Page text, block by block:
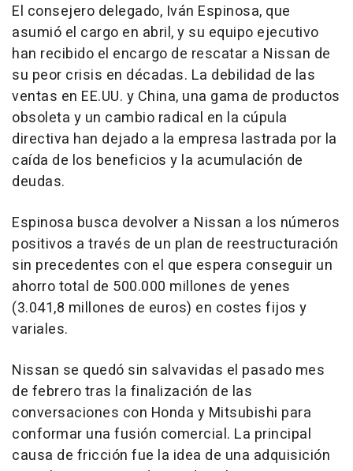
El consejero delegado, Iván Espinosa, que
asumió el cargo en abril, y su equipo ejecutivo
han recibido el encargo de rescatar a Nissan de
su peor crisis en décadas. La debilidad de las
ventas en EE.UU. y China, una gama de productos
obsoleta y un cambio radical en la cúpula
directiva han dejado a la empresa lastrada por la
caída de los beneficios y la acumulación de
deudas.
Espinosa busca devolver a Nissan a los números
positivos a través de un plan de reestructuración
sin precedentes con el que espera conseguir un
ahorro total de 500.000 millones de yenes
(3.041,8 millones de euros) en costes fijos y
variales.
Nissan se quedó sin salvavidas el pasado mes
de febrero tras la finalización de las
conversaciones con Honda y Mitsubishi para
conformar una fusión comercial. La principal
causa de fricción fue la idea de una adquisición